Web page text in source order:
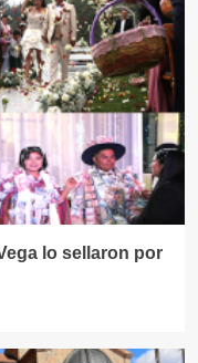
lo sellaron por